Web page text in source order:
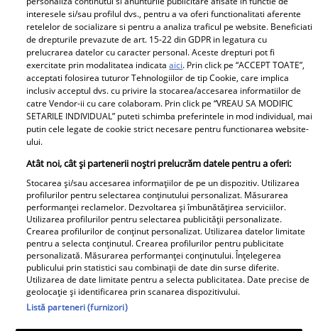
seară, la Chefi la Cuțite, surprinzându-i pe chefi cu
preparatul lor.
Parteneri
Tânărul din poză e azi
unul dintre cei mai
cunoscuți români! Uită-
te bine la el, îl
recunoști? Mulți îl
admiră, dar sunt și voci
care îl critică
„Am cancer la sân. Am
intrat în metastază”.
Alina Pușcău, mesaj
tulburător de pe patul
de spital. Ce au
anunțat-o medicii
interesele si/sau profilul dvs., pentru a va oferi functionalitati aferente
retelelor de socializare si pentru a analiza traficul pe website. Beneficiati
de drepturile prevazute de art. 15-22 din GDPR in legatura cu
prelucrarea datelor cu caracter personal. Aceste drepturi pot fi
exercitate prin modalitatea indicataaici. Prin click pe “ACCEPT TOATE”,
acceptati folosirea tuturor Tehnologiilor de tip Cookie, care implica
inclusiv acceptul dvs. cu privire la stocarea/accesarea informatiilor de
catre Vendor-ii cu care colaboram. Prin click pe “VREAU SA MODIFIC
SETARILE INDIVIDUAL” puteti schimba preferintele in mod individual, mai
putin cele legate de cookie strict necesare pentru functionarea website-
ului.
Atât noi, cât și partenerii noștri prelucrăm datele pentru a oferi:
Stocarea și/sau accesarea informațiilor de pe un dispozitiv. Utilizarea
profilurilor pentru selectarea conținutului personalizat. Măsurarea
performanței reclamelor. Dezvoltarea și îmbunătățirea serviciilor.
Utilizarea profilurilor pentru selectarea publicității personalizate.
Crearea profilurilor de conținut personalizat. Utilizarea datelor limitate
pentru a selecta conținutul. Crearea profilurilor pentru publicitate
personalizată. Măsurarea performanței conținutului. Înțelegerea
publicului prin statistici sau combinații de date din surse diferite.
Utilizarea de date limitate pentru a selecta publicitatea. Date precise de
geolocație și identificarea prin scanarea dispozitivului.
Listă parteneri (furnizori)